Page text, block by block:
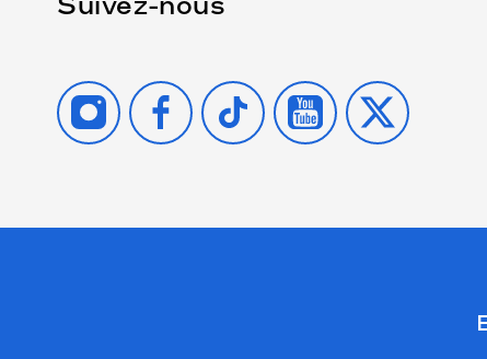
INSTAGRAMFACEBOOK
TIKTOK YOUTUBE
X